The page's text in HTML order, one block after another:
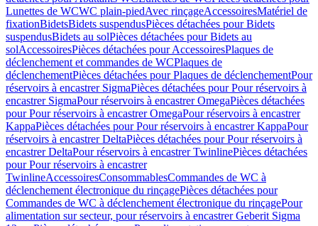
Lunettes de WCWC plain-piedAvec rinçageAccessoiresMatériel de
fixationBidetsBidets suspendusPièces détachées pour Bidets
suspendusBidets au solPièces détachées pour Bidets au
solAccessoiresPièces détachées pour AccessoiresPlaques de
déclenchement et commandes de WCPlaques de
déclenchementPièces détachées pour Plaques de déclenchementPour
réservoirs à encastrer SigmaPièces détachées pour Pour réservoirs à
encastrer SigmaPour réservoirs à encastrer OmegaPièces détachées
pour Pour réservoirs à encastrer OmegaPour réservoirs à encastrer
KappaPièces détachées pour Pour réservoirs à encastrer KappaPour
réservoirs à encastrer DeltaPièces détachées pour Pour réservoirs à
encastrer DeltaPour réservoirs à encastrer TwinlinePièces détachées
pour Pour réservoirs à encastrer
TwinlineAccessoiresConsommablesCommandes de WC à
déclenchement électronique du rinçagePièces détachées pour
Commandes de WC à déclenchement électronique du rinçagePour
alimentation sur secteur, pour réservoirs à encastrer Geberit Sigma